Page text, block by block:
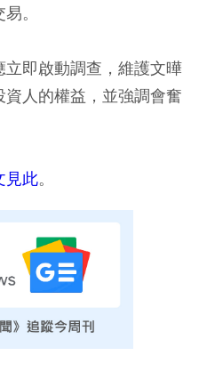
。
即啟動調查，維護文曄
人的權益，並強調會奮
見此。